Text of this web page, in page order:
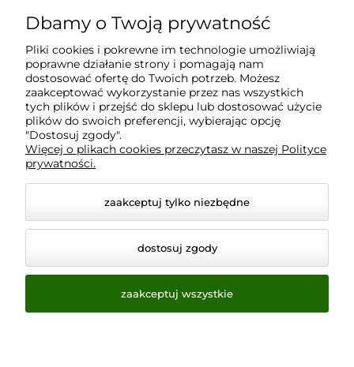
Moje konto
Płatności i dostawa
Informacje
O nas
Dbamy o Twoją prywatność
Pliki cookies i pokrewne im technologie umożliwiają
poprawne działanie strony i pomagają nam
dostosować ofertę do Twoich potrzeb. Możesz
zaakceptować wykorzystanie przez nas wszystkich
tych plików i przejść do sklepu lub dostosować użycie
plików do swoich preferencji, wybierając opcję
"Dostosuj zgody".
Więcej o plikach cookies przeczytasz w naszej Polityce
prywatności.
zaakceptuj tylko niezbędne
dostosuj zgody
zaakceptuj wszystkie